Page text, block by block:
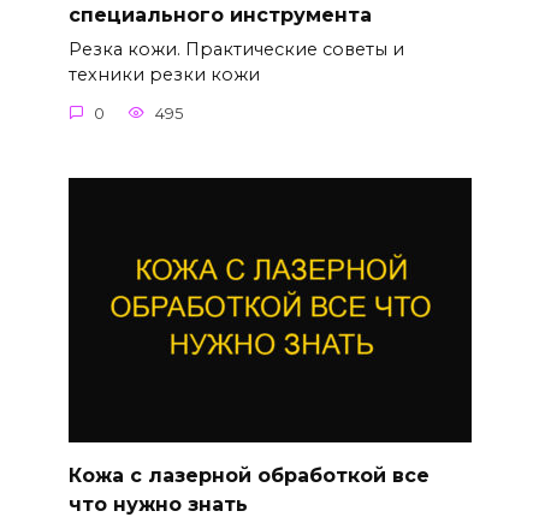
специального инструмента
Резка кожи. Практические советы и
техники резки кожи
0 495
Кожа с лазерной обработкой все
что нужно знать